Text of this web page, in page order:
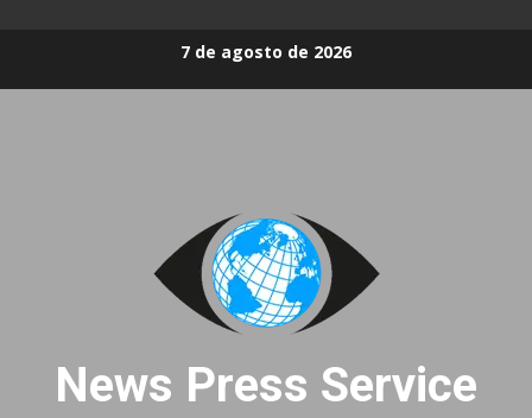
7 de agosto de 2026
News Press Service